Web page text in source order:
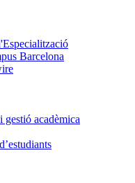
Barcelona
acadèmica